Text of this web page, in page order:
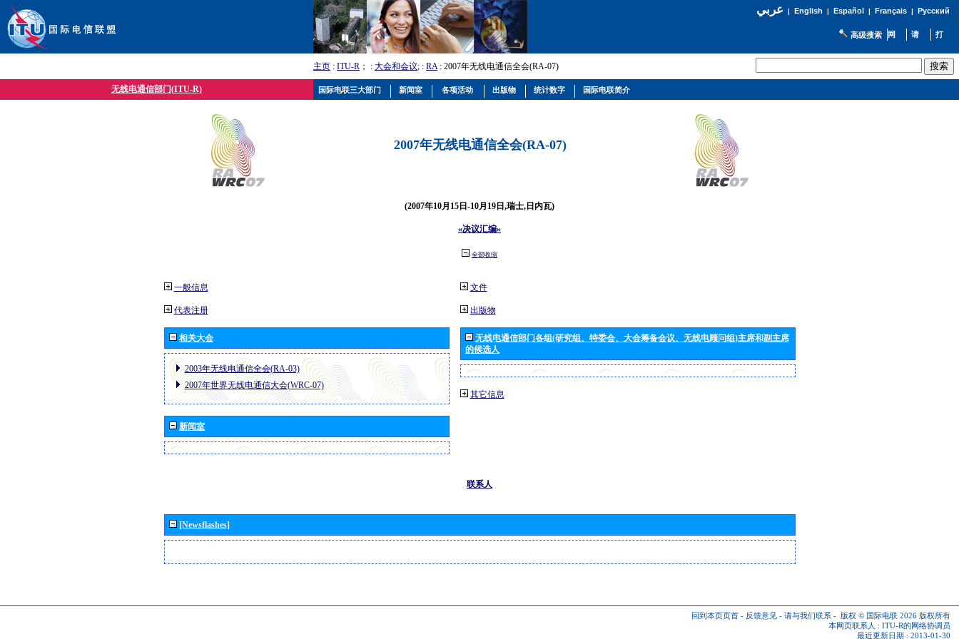
عربي| English | Español | Français| Русский
高级搜索
主页 : ITU-R ； : 大会和会议; : RA: 2007年无线电通信全会(RA-07)
无线电通信部门(ITU-R)
2007年无线电通信全会(RA-07)
(2007年10月15日-10月19日,瑞士,日内瓦)
«决议汇编»
全部收缩
一般信息
代表注册
相关大会
2003年无线电通信全会(RA-03)
2007年世界无线电通信大会(WRC-07)
新闻室
文件
出版物
无线电通信部门各组(研究组、特委会、大会筹备会议、无线电顾问组)主席和副主席
的候选人
其它信息
联系人
[Newsflashes]
回到本页页首 - 反馈意见 - 请与我们联系 - 版权 © 国际电联 2026 版权所有
本网页联系人 : ITU-R的网络协调员
最近更新日期 : 2013-01-30
国际电联三大部门 新闻室 各项活动 出版物 统计数字 国际电联简介